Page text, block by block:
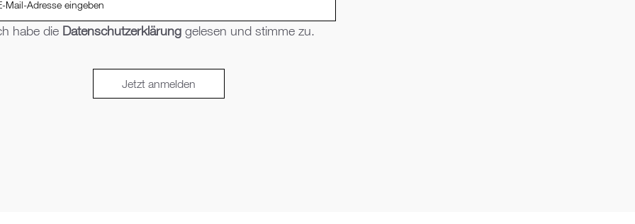
habe die Datenschutzerklärung gelesen und stimme zu.
Jetzt anmelden